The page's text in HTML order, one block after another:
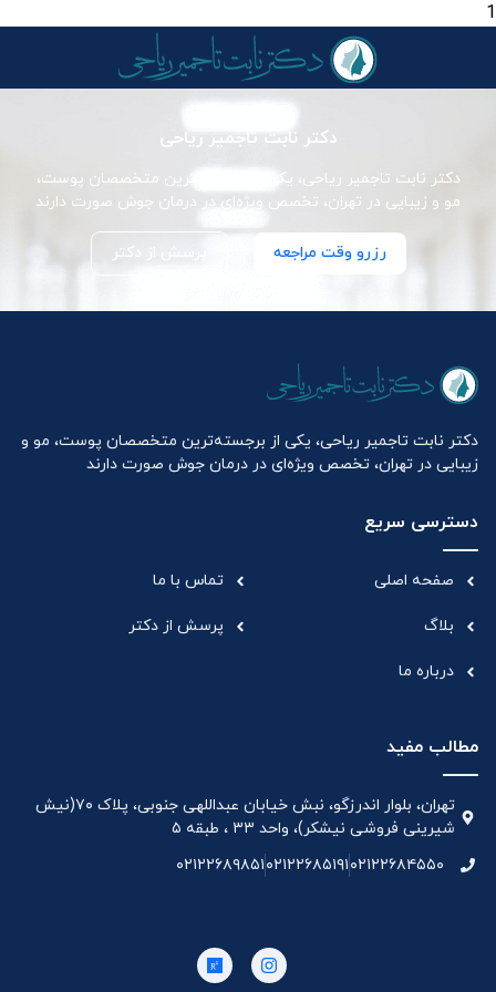
1
دکتر نابت تاجمیر ریاحی
دکتر نابت تاجمیر ریاحی، یکی از برجسته‌ترین متخصصان پوست،
مو و زیبایی در تهران، تخصص ویژه‌ای در درمان جوش صورت دارند
رزرو وقت مراجعه پرسش از دکتر
دکتر نابت تاجمیر ریاحی، یکی از برجسته‌ترین متخصصان پوست، مو و
زیبایی در تهران، تخصص ویژه‌ای در درمان جوش صورت دارند
دسترسی سریع
صفحه اصلی
بلاگ
درباره ما
تماس با ما
پرسش از دکتر
مطالب مفید
تهران، بلوار اندرزگو، نبش خیابان عبداللهی جنوبی، پلاک ۷۰(نیش
شیرینی فروشی نیشکر)، واحد ۳۳ ، طبقه ۵
۰۲۱۲۲۶۸۴۵۵۰۰۲۱۲۲۶۸۵۱۹۱۰۲۱۲۲۶۸۹۸۵۱